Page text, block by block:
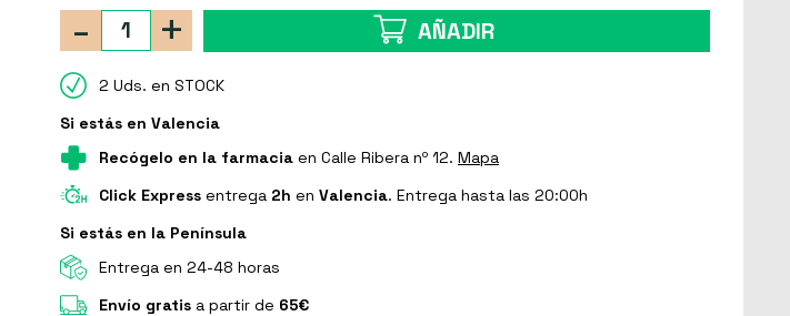
+
- AÑADIR
2 Uds. en STOCK
Si estás en Valencia
Recógelo en la farmacia en Calle Ribera nº 12. Mapa
Click Express entrega 2h en Valencia. Entrega hasta las 20:00h
Si estás en la Península
Entrega en 24-48 horas
Envío gratis a partir de 65€